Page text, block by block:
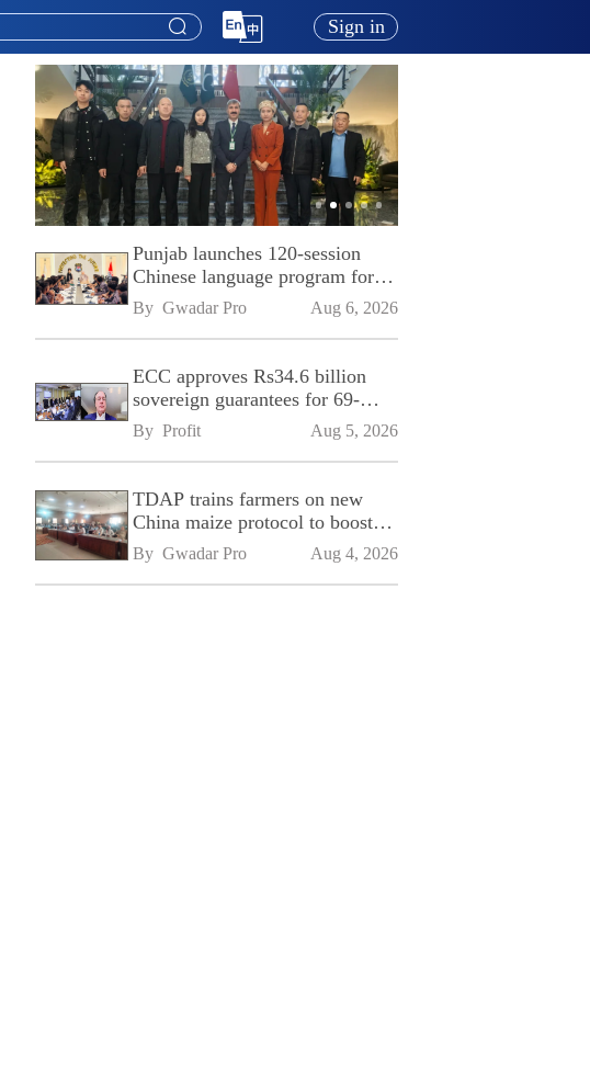
Sign in
Punjab launches 120-session
Chinese language program for
SPU
By Gwadar Pro Aug 6, 2026
ECC approves Rs34.6 billion
sovereign guarantees for 69-
kilometre Sialkot-Kharian
Motorway
By Profit Aug 5, 2026
TDAP trains farmers on new
China maize protocol to boost
exports
By Gwadar Pro Aug 4, 2026